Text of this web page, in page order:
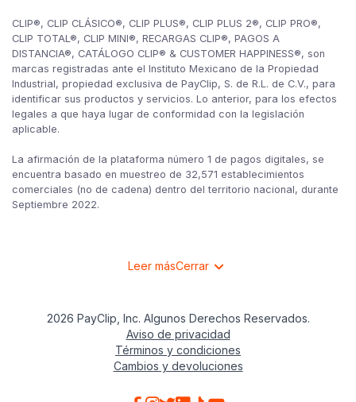
CLIP®, CLIP CLÁSICO®, CLIP PLUS®, CLIP PLUS 2®, CLIP PRO®,
CLIP TOTAL®, CLIP MINI®, RECARGAS CLIP®, PAGOS A
DISTANCIA®, CATÁLOGO CLIP® & CUSTOMER HAPPINESS®, son
marcas registradas ante el Instituto Mexicano de la Propiedad
Industrial, propiedad exclusiva de PayClip, S. de R.L. de C.V., para
identificar sus productos y servicios. Lo anterior, para los efectos
legales a que haya lugar de conformidad con la legislación
aplicable.
La afirmación de la plataforma número 1 de pagos digitales, se
encuentra basado en muestreo de 32,571 establecimientos
comerciales (no de cadena) dentro del territorio nacional, durante
Septiembre 2022.
Leer másCerrar
2026 PayClip, Inc. Algunos Derechos Reservados.
Aviso de privacidad
Términos y condiciones
Cambios y devoluciones